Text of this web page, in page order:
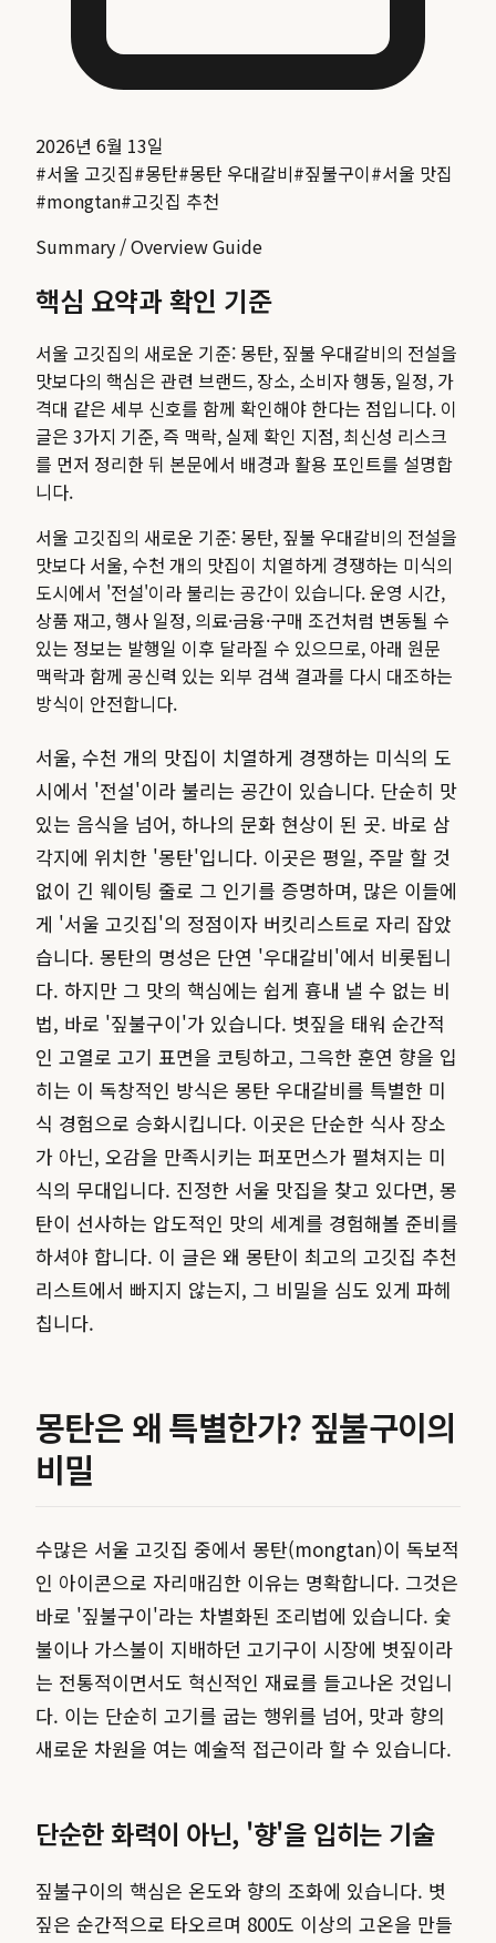
2026년 6월 13일
#서울 고깃집#몽탄#몽탄 우대갈비#짚불구이#서울 맛집
#mongtan#고깃집 추천
Summary / Overview Guide
핵심 요약과 확인 기준
서울 고깃집의 새로운 기준: 몽탄, 짚불 우대갈비의 전설을
맛보다의 핵심은 관련 브랜드, 장소, 소비자 행동, 일정, 가
격대 같은 세부 신호를 함께 확인해야 한다는 점입니다. 이
글은 3가지 기준, 즉 맥락, 실제 확인 지점, 최신성 리스크
를 먼저 정리한 뒤 본문에서 배경과 활용 포인트를 설명합
니다.
서울 고깃집의 새로운 기준: 몽탄, 짚불 우대갈비의 전설을
맛보다 서울, 수천 개의 맛집이 치열하게 경쟁하는 미식의
도시에서 '전설'이라 불리는 공간이 있습니다.운영 시간,
상품 재고, 행사 일정, 의료·금융·구매 조건처럼 변동될 수
있는 정보는 발행일 이후 달라질 수 있으므로, 아래 원문
맥락과 함께 공신력 있는 외부 검색 결과를 다시 대조하는
방식이 안전합니다.
서울, 수천 개의 맛집이 치열하게 경쟁하는 미식의 도
시에서 '전설'이라 불리는 공간이 있습니다. 단순히 맛
있는 음식을 넘어, 하나의 문화 현상이 된 곳. 바로 삼
각지에 위치한 '몽탄'입니다. 이곳은 평일, 주말 할 것
없이 긴 웨이팅 줄로 그 인기를 증명하며, 많은 이들에
게 '서울 고깃집'의 정점이자 버킷리스트로 자리 잡았
습니다. 몽탄의 명성은 단연 '우대갈비'에서 비롯됩니
다. 하지만 그 맛의 핵심에는 쉽게 흉내 낼 수 없는 비
법, 바로 '짚불구이'가 있습니다. 볏짚을 태워 순간적
인 고열로 고기 표면을 코팅하고, 그윽한 훈연 향을 입
히는 이 독창적인 방식은 몽탄 우대갈비를 특별한 미
식 경험으로 승화시킵니다. 이곳은 단순한 식사 장소
가 아닌, 오감을 만족시키는 퍼포먼스가 펼쳐지는 미
식의 무대입니다. 진정한 서울 맛집을 찾고 있다면, 몽
탄이 선사하는 압도적인 맛의 세계를 경험해볼 준비를
하셔야 합니다. 이 글은 왜 몽탄이 최고의 고깃집 추천
리스트에서 빠지지 않는지, 그 비밀을 심도 있게 파헤
칩니다.
몽탄은 왜 특별한가? 짚불구이의
비밀
수많은 서울 고깃집 중에서 몽탄(mongtan)이 독보적
인 아이콘으로 자리매김한 이유는 명확합니다. 그것은
바로 '짚불구이'라는 차별화된 조리법에 있습니다. 숯
불이나 가스불이 지배하던 고기구이 시장에 볏짚이라
는 전통적이면서도 혁신적인 재료를 들고나온 것입니
다. 이는 단순히 고기를 굽는 행위를 넘어, 맛과 향의
새로운 차원을 여는 예술적 접근이라 할 수 있습니다.
단순한 화력이 아닌, '향'을 입히는 기술
짚불구이의 핵심은 온도와 향의 조화에 있습니다. 볏
짚은 순간적으로 타오르며 800도 이상의 고온을 만들